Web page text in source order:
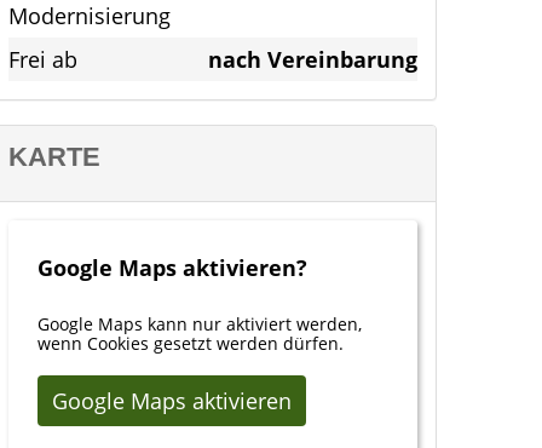
Modernisierung
Frei ab nach Vereinbarung
KARTE
Google Maps aktivieren?
Google Maps kann nur aktiviert werden,
wenn Cookies gesetzt werden dürfen.
Google Maps aktivieren